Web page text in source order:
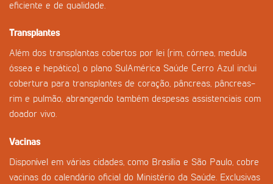
eficiente e de qualidade.
Transplantes
Além dos transplantas cobertos por lei (rim, córnea, medula
óssea e hepático), o plano SulAmérica Saúde Cerro Azul inclui
cobertura para transplantes de coração, pâncreas, pâncreas-
rim e pulmão, abrangendo também despesas assistenciais com
doador vivo.
Vacinas
Disponível em várias cidades, como Brasília e São Paulo, cobre
vacinas do calendário oficial do Ministério da Saúde. Exclusivas